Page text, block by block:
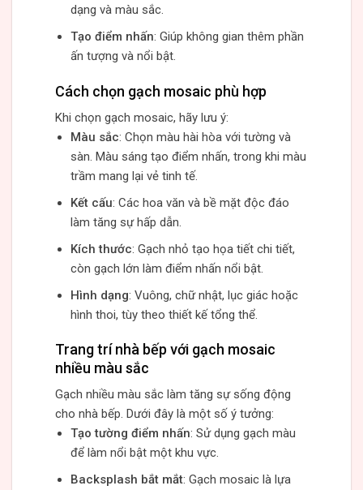
dạng và màu sắc.
Tạo điểm nhấn: Giúp không gian thêm phần
ấn tượng và nổi bật.
Cách chọn gạch mosaic phù hợp
Khi chọn gạch mosaic, hãy lưu ý:
Màu sắc: Chọn màu hài hòa với tường và
sàn. Màu sáng tạo điểm nhấn, trong khi màu
trầm mang lại vẻ tinh tế.
Kết cấu: Các hoa văn và bề mặt độc đáo
làm tăng sự hấp dẫn.
Kích thước: Gạch nhỏ tạo họa tiết chi tiết,
còn gạch lớn làm điểm nhấn nổi bật.
Hình dạng: Vuông, chữ nhật, lục giác hoặc
hình thoi, tùy theo thiết kế tổng thể.
Trang trí nhà bếp với gạch mosaic
nhiều màu sắc
Gạch nhiều màu sắc làm tăng sự sống động
cho nhà bếp. Dưới đây là một số ý tưởng:
Tạo tường điểm nhấn: Sử dụng gạch màu
để làm nổi bật một khu vực.
Backsplash bắt mắt: Gạch mosaic là lựa